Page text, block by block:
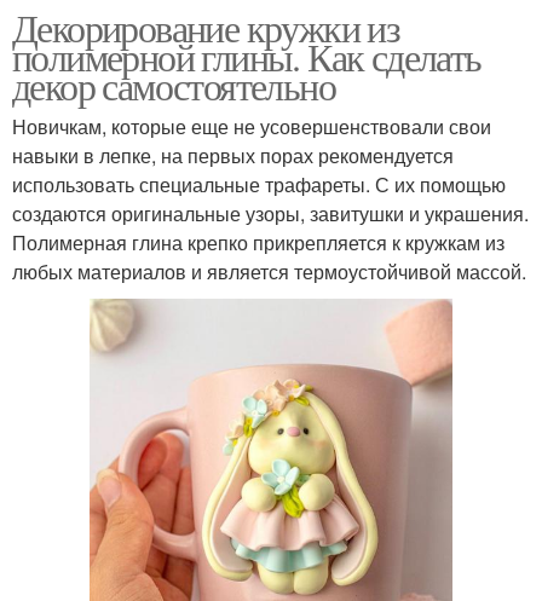
Декорирование кружки из
полимерной глины. Как сделать
декор самостоятельно
Новичкам, которые еще не усовершенствовали свои
навыки в лепке, на первых порах рекомендуется
использовать специальные трафареты. С их помощью
создаются оригинальные узоры, завитушки и украшения.
Полимерная глина крепко прикрепляется к кружкам из
любых материалов и является термоустойчивой массой.